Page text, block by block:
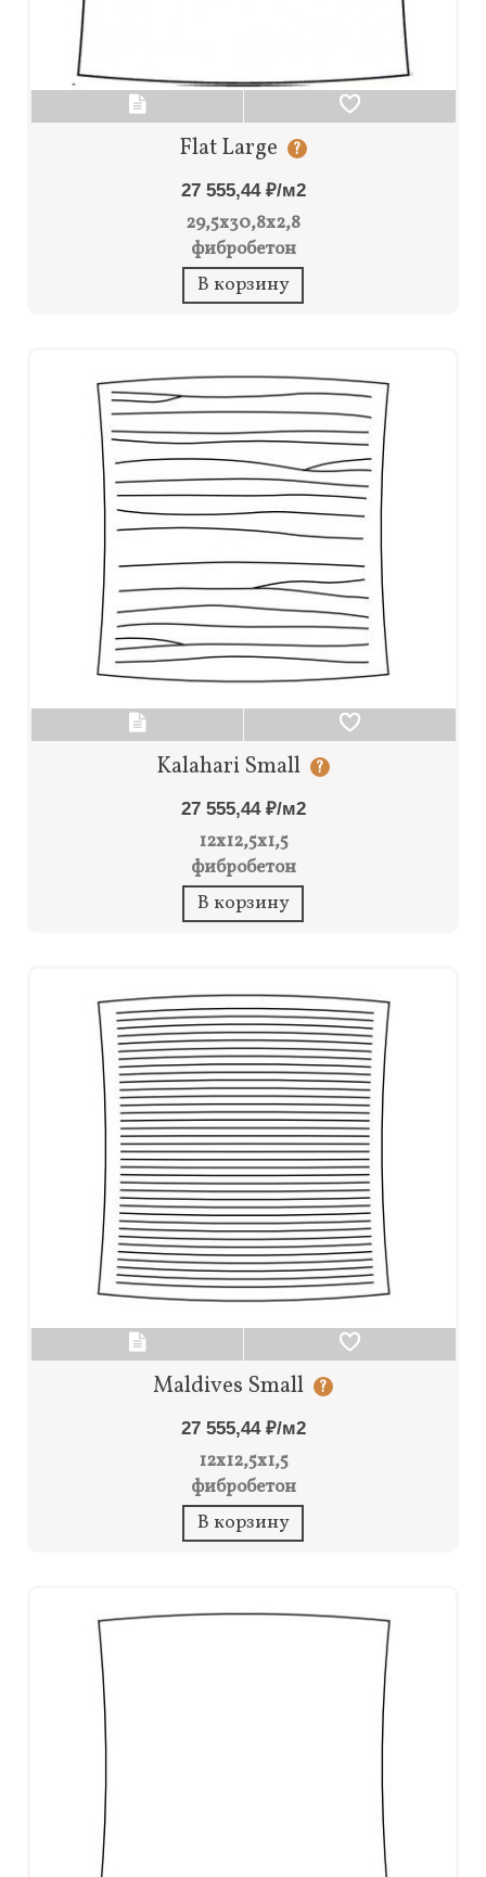
Flat Large ?
27 555,44 ₽/м2
29,5x30,8x2,8
фибробетон
В корзину
Kalahari Small ?
27 555,44 ₽/м2
12x12,5x1,5
фибробетон
В корзину
Maldives Small ?
27 555,44 ₽/м2
12x12,5x1,5
фибробетон
В корзину